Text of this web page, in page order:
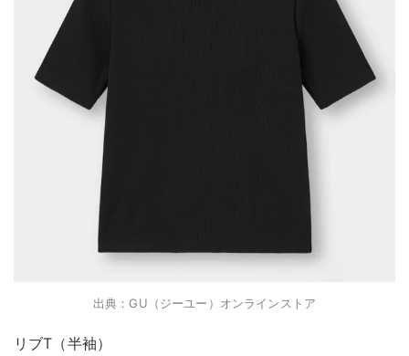
出典：GU（ジーユー）オンラインストア
リブT（半袖）